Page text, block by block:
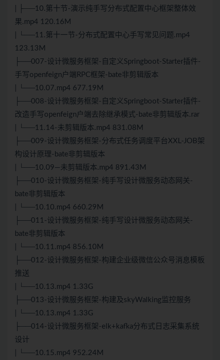
| ├──10.第十节-演示纯手写分布式配置中心框架整体效
果.mp4 120.16M
| └──11.第十一节-分布式配置中心手写常见问题.mp4
123.13M
├──007-设计微服务框架-自定义Springboot-Starter插件-
手写openfeign户端RPC框架-bate非剪辑版本
| └──10.07.mp4 677.19M
├──008-设计微服务框架-自定义Springboot-Starter插件-
改造手写openfeign户端去除继承模式-bate非剪辑版本.rar
| └──11.14-未剪辑版本.mp4 831.08M
├──009-设计微服务框架-分布式任务调度平台XXL-JOB架
构设计原理-bate非剪辑版本
| └──10.09—未剪辑版本.mp4 891.43M
├──010-设计微服务框架-纯手写设计微服务动态网关-
bate非剪辑版本
| └──10.10.mp4 660.29M
├──011-设计微服务框架-纯手写设计微服务动态网关-
bate非剪辑版本
| └──10.11.mp4 856.10M
├──012-设计微服务框架-构建企业级微信公众号消息模板
推送
| └──10.13.mp4 1.33G
├──013-设计微服务框架-构建及skyWalking监控服务
| └──10.13.mp4 1.33G
├──014-设计微服务框架-elk+kafka分布式日志采集系统
设计
| └──10.15.mp4 952.24M